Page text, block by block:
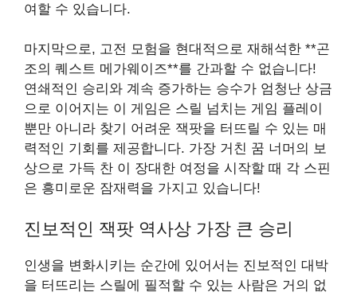
여할 수 있습니다.
마지막으로, 고전 모험을 현대적으로 재해석한 **곤
조의 퀘스트 메가웨이즈**를 간과할 수 없습니다!
연쇄적인 승리와 계속 증가하는 승수가 엄청난 상금
으로 이어지는 이 게임은 스릴 넘치는 게임 플레이
뿐만 아니라 찾기 어려운 잭팟을 터뜨릴 수 있는 매
력적인 기회를 제공합니다. 가장 거친 꿈 너머의 보
상으로 가득 찬 이 장대한 여정을 시작할 때 각 스핀
은 흥미로운 잠재력을 가지고 있습니다!
진보적인 잭팟 역사상 가장 큰 승리
인생을 변화시키는 순간에 있어서는 진보적인 대박
을 터뜨리는 스릴에 필적할 수 있는 사람은 거의 없